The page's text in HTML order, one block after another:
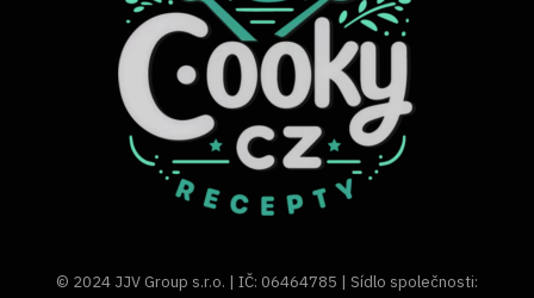
© 2024 JJV Group s.r.o. | IČ: 06464785 | Sídlo společnosti: